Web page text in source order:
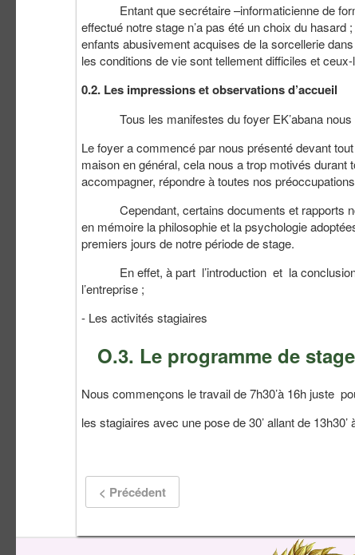
Entant que secrétaire –informaticienne de
effectué notre stage n’a pas été un choix du
enfants abusivement acquises de la sorcellerie
les conditions de vie sont tellement difficiles et
0.2. Les impressions et observations d’accueil
Tous les manifestes du foyer EK’abana
Le foyer a commencé par nous présenté devant
maison en général, cela nous a trop motivés durant
accompagner, répondre à toutes nos
Cependant, certains documents et rapports
en mémoire la philosophie et la psychologie
premiers jours de notre période de stage.
En effet, à part l’introduction et la conclusion,
l’entreprise ;
- Les activités stagiaires
O.3. Le programme de stage
Nous commençons le travail de 7h30’à 16h juste
les stagiaires avec une pose de 30’ allant de
< Précédent